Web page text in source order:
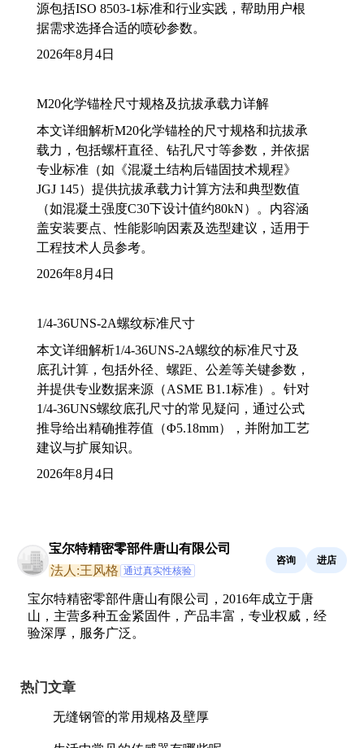
源包括ISO 8503-1标准和行业实践，帮助用户根
据需求选择合适的喷砂参数。
2026年8月4日
M20化学锚栓尺寸规格及抗拔承载力详解
本文详细解析M20化学锚栓的尺寸规格和抗拔承
载力，包括螺杆直径、钻孔尺寸等参数，并依据
专业标准（如《混凝土结构后锚固技术规程》
JGJ 145）提供抗拔承载力计算方法和典型数值
（如混凝土强度C30下设计值约80kN）。内容涵
盖安装要点、性能影响因素及选型建议，适用于
工程技术人员参考。
2026年8月4日
1/4-36UNS-2A螺纹标准尺寸
本文详细解析1/4-36UNS-2A螺纹的标准尺寸及
底孔计算，包括外径、螺距、公差等关键参数，
并提供专业数据来源（ASME B1.1标准）。针对
1/4-36UNS螺纹底孔尺寸的常见疑问，通过公式
推导给出精确推荐值（Φ5.18mm），并附加工艺
建议与扩展知识。
2026年8月4日
宝尔特精密零部件唐山有限公司
法人:王风格 通过真实性核验
咨询 进店
宝尔特精密零部件唐山有限公司，2016年成立于唐
山，主营多种五金紧固件，产品丰富，专业权威，经
验深厚，服务广泛。
热门文章
无缝钢管的常用规格及壁厚